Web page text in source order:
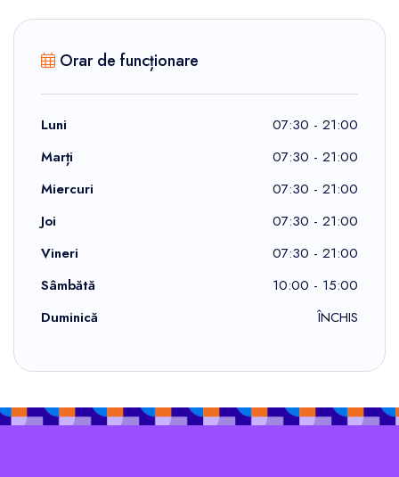
Orar de funcționare
Luni
07:30 - 21:00
Marți
07:30 - 21:00
Miercuri
07:30 - 21:00
Joi
07:30 - 21:00
Vineri
07:30 - 21:00
Sâmbătă
10:00 - 15:00
Duminică
ÎNCHIS